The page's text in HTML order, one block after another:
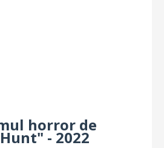
horror de
- 2022